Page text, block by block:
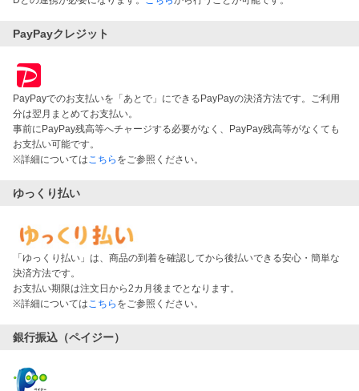
PayPayクレジット
PayPayでのお支払いを「あとで」にできるPayPayの決済方法です。ご利用
分は翌月まとめてお支払い。
事前にPayPay残高等へチャージする必要がなく、PayPay残高等がなくても
お支払い可能です。
※詳細については こちら をご参照ください。
ゆっくり払い
「ゆっくり払い」は、商品の到着を確認してから後払いできる安心・簡単な
決済方法です。
お支払い期限は注文日から2カ月後までとなります。
※詳細については こちら をご参照ください。
銀行振込（ペイジー）